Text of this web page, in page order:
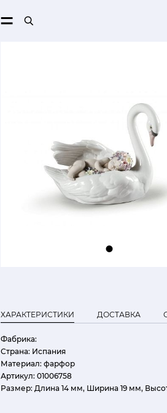
ХАРАКТЕРИСТИКИ ДОСТАВКА
Фабрика:
Страна: Испания
Материал: фарфор
Артикул: 01006758
Размер: Длина 14 мм, Ширина 19 мм,